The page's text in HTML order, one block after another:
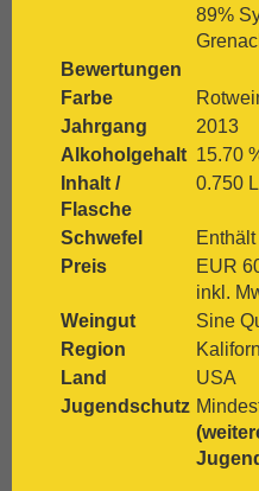
Gewürztraminer
[:. grauer Burgunder
Grenache
Grüner Veltliner
[:. Gutedel
[:. Huxelrebe
[:. Lemberger
[:. Macabeo
[:. Malbec
Malvasia Bianca
[:. Mascato
[:. Merlot
[:. Meunier
[:. Monastrell
Montepulciano
Montepulciano
89%
Bewertungen
Farbe
Jahrgang
2013
Alkoholgehalt 15.70
Inhalt /
Flasche
0.750
Schwefel
Preis
EUR
inkl.
Weingut
Sine
Region
Land
USA
Jugendschutz